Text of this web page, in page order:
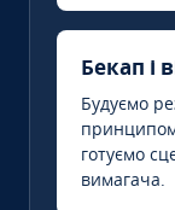
Бекап і
Будуємо
принципом
готуємо
вимагача.